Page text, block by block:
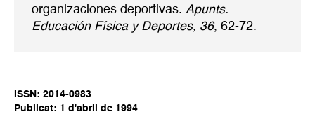
organizaciones deportivas. Apunts.
Educación Física y Deportes, 36, 62-72.
ISSN: 2014-0983
Publicat: 1 d'abril de 1994